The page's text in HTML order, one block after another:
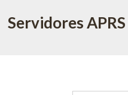
Servidores